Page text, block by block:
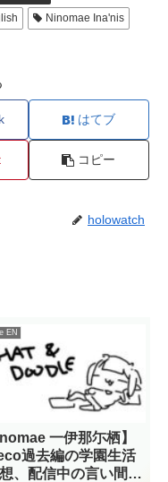
Ninomae Ina'nis
はてブ
コピー
holowatch
EN
一伊那尓栖】
過去編の学園生活
、配信中の言い間違